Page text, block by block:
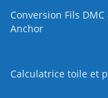
Conversion Fils DMC
Anchor
Calculatrice toile et